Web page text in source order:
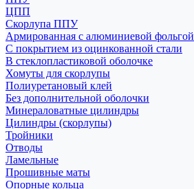
ЦПП
Скорлупа ППУ
Армированная с алюминиевой фольгой
С покрытием из оцинкованной стали
В стеклопластиковой оболочке
Хомуты для скорлупы
Полиуретановый клей
Без дополнительной оболочки
Минераловатные цилиндры
Цилиндры (скорлупы)
Тройники
Отводы
Ламельные
Прошивные маты
Опорные кольца